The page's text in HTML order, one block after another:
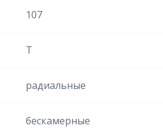
107
T
радиальные
бескамерные